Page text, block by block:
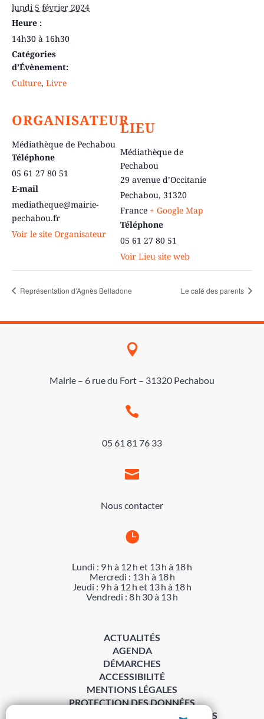
lundi 5 février 2024
Heure :
14h30 à 16h30
Catégories
d’Évènement:
Culture, Livre
ORGANISATEUR
Médiathèque de Pechabou
Téléphone
05 61 27 80 51
E-mail
mediatheque@mairie-
pechabou.fr
Voir le site Organisateur
LIEU
Médiathèque de
Pechabou
29 avenue d’Occitanie
Pechabou, 31320
France + Google Map
Téléphone
05 61 27 80 51
Voir Lieu site web
Représentation d’Agnès Belladone Le café des parents

Mairie – 6 rue du Fort – 31320 Pechabou

05 61 81 76 33

Nous contacter

Lundi : 9 h à 12 h et 13 h à 18 h
Mercredi : 13 h à 18 h
Jeudi : 9 h à 12 h et 13 h à 18 h
Vendredi : 8 h 30 à 13 h
ACTUALITÉS
AGENDA
DÉMARCHES
ACCESSIBILITÉ
MENTIONS LÉGALES
PROTECTION DES DONNÉES
POLITIQUE DE GESTION DES COOKIES